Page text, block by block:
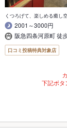
くつろげて、楽しめる癒し
2001～3000円
阪急四条河原町 徒
口コミ投稿特典対象店
下記ボタ